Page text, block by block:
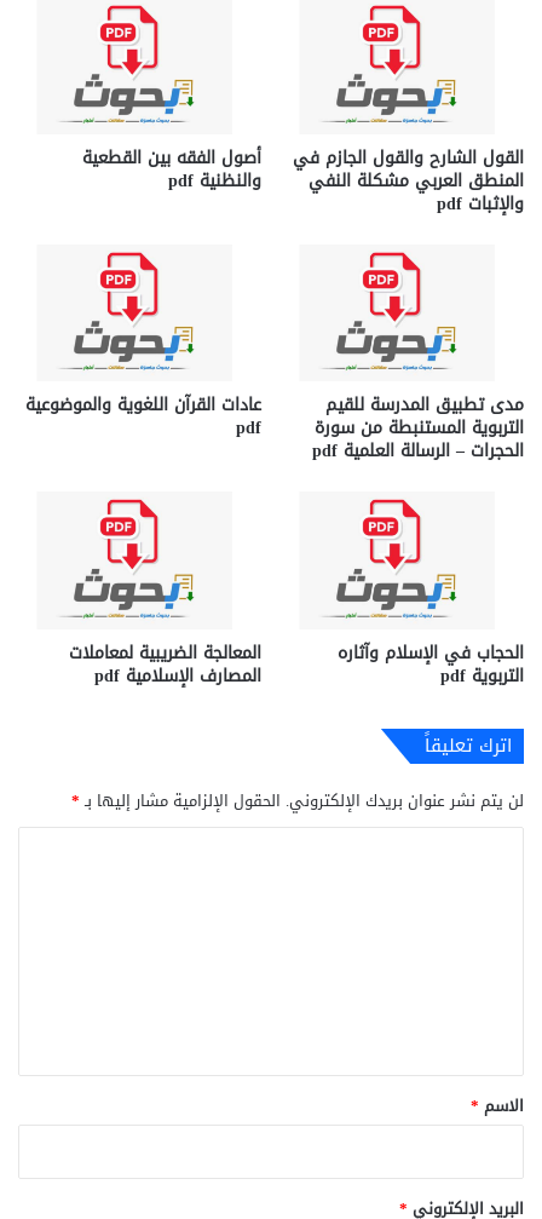
القول الشارح والقول الجازم في
المنطق العربي مشكلة النفي
والإثبات pdf
أصول الفقه بين القطعية
والنظنية pdf
مدى تطبيق المدرسة للقيم
التربوية المستنبطة من سورة
الحجرات – الرسالة العلمية pdf
عادات القرآن اللغوية والموضوعية
pdf
الحجاب في الإسلام وآثاره
التربوية pdf
المعالجة الضريبية لمعاملات
المصارف الإسلامية pdf
اترك تعليقاً
لن يتم نشر عنوان بريدك الإلكتروني. الحقول الإلزامية مشار إليها بـ*
*
الاسم *
البريد الإلكتروني *